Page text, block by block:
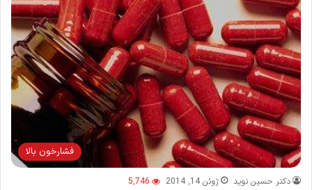
فشارخون بالا
دکتر حسین نوید ژوئن 14, 2014 5,746